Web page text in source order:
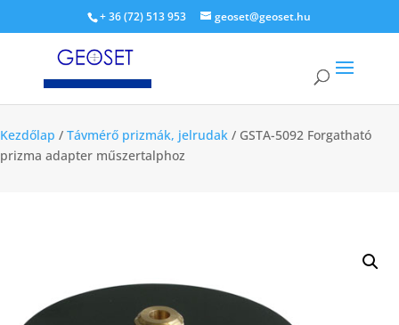
+ 36 (72) 513 953 geoset@geoset.hu
Kezdőlap / Távmérő prizmák, jelrudak / GSTA-5092 Forgatható
prizma adapter műszertalphoz